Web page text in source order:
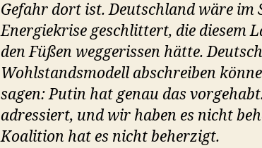
Gefahr dort ist. Deutschland wäre im
Energiekrise geschlittert, die diesem
den Füßen weggerissen hätte.
Wohlstandsmodell abschreiben
sagen: Putin hat genau das
adressiert, und wir haben es nicht
Koalition hat es nicht beherzigt.